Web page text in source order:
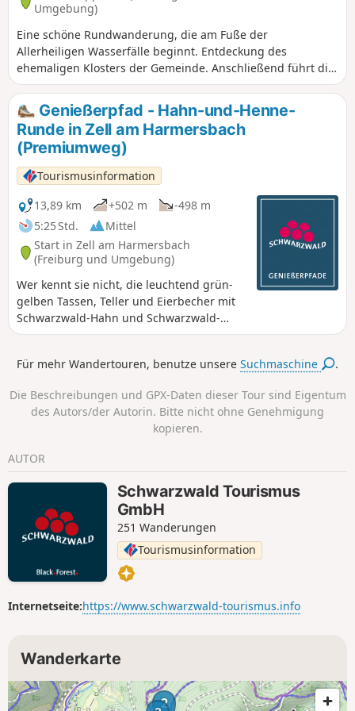
auf der Strecke mit vielen Menschen zu rechnen ist
Umgebung)
Eine schöne Rundwanderung, die am Fuße der
Allerheiligen Wasserfälle beginnt. Entdeckung des
ehemaligen Klosters der Gemeinde. Anschließend führt die
Strecke allmählich nach oben, über Ottenhöfen und
schließlich über eine Schleife zurück zum Schliffkopf.
Genießerpfad - Hahn-und-Henne-
Runde in Zell am Harmersbach
(Premiumweg)
Tourismusinformation
13,89 km
+502 m
-498 m
5:25 Std.
Mittel
Start in Zell am Harmersbach
(Freiburg und Umgebung)
Wer kennt sie nicht, die leuchtend grün-
gelben Tassen, Teller und Eierbecher mit
Schwarzwald-Hahn und Schwarzwald-
Henne? Das sympathische Hühnerpaar
Kilometer langen „Hahn-und-Henne-
Mittlerer Schwarzwald Gengenbach
Harmersbachtal.
Für mehr Wandertouren, benutze unsereSuchmaschine .
Die Beschreibungen und GPX-Daten dieser Tour sind Eigentum
des Autors/der Autorin. Bitte nicht ohne Genehmigung
kopieren.
AUTOR
Schwarzwald Tourismus
GmbH
251 Wanderungen
Tourismusinformation
Internetseite:https://www.schwarzwald-tourismus.info
Wanderkarte
2